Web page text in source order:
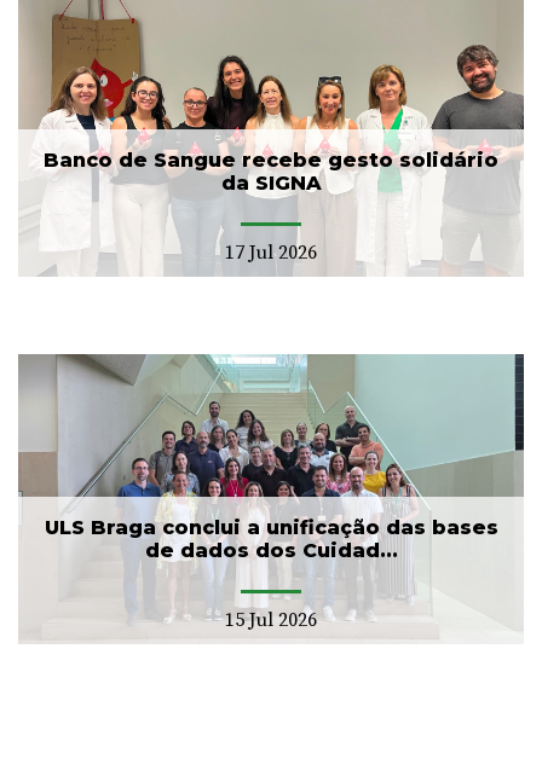
Banco de Sangue recebe gesto solidário
da SIGNA
17 Jul 2026
ULS Braga conclui a unificação das bases
de dados dos Cuidad...
15 Jul 2026